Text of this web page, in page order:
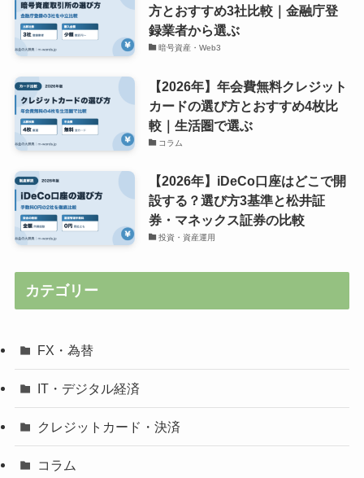
方とおすすめ3社比較｜金融庁登
録業者から選ぶ
暗号資産・Web3
【2026年】年会費無料クレジット
カードの選び方とおすすめ4枚比
較｜生活圏で選ぶ
コラム
【2026年】iDeCo口座はどこで開
設する？選び方3基準と松井証
券・マネックス証券の比較
投資・資産運用
カテゴリー
FX・為替
IT・デジタル経済
クレジットカード・決済
コラム